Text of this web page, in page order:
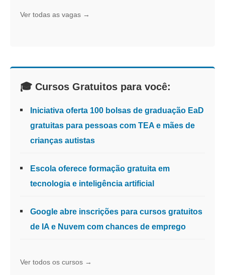
Ver todas as vagas →
🎓 Cursos Gratuitos para você:
Iniciativa oferta 100 bolsas de graduação EaD
gratuitas para pessoas com TEA e mães de
crianças autistas
Escola oferece formação gratuita em
tecnologia e inteligência artificial
Google abre inscrições para cursos gratuitos
de IA e Nuvem com chances de emprego
Ver todos os cursos →